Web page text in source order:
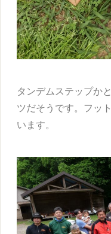
タンデムステップか
ツだそうです。フッ
います。